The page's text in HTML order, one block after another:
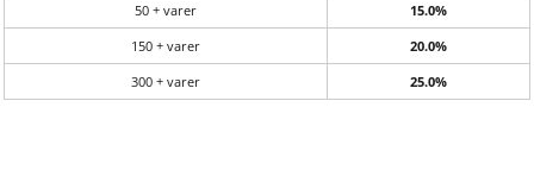
50 + varer
15.0%
150 + varer
20.0%
300 + varer
25.0%